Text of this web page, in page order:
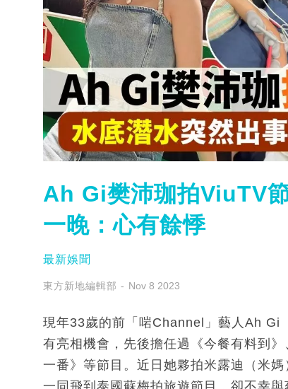
Ah Gi樊沛珈拍ViuTV
一晚：心有餘悸
最新娛聞
東方新地編輯部 Nov 8 2023
現年33歲的前「啱Channel」藝人Ah Gi
有亮相機會，先後擔任過《今餐有料到
一番》等節目。近日她夥拍米露迪（米
一同飛到泰國蘇梅拍旅遊節目，卻不幸